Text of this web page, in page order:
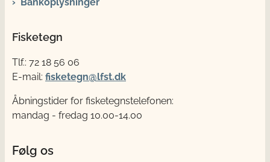
Bankoplysninger
Fisketegn
Tlf.: 72 18 56 06
E-mail: fisketegn@lfst.dk
Åbningstider for fisketegnstelefonen:
mandag - fredag 10.00-14.00
Følg os